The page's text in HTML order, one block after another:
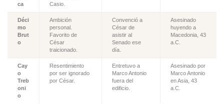
ca
Casio.
Déci
mo
Brut
o
Ambición
personal.
Favorito de
César
traicionado.
Convenció a
César de
asistir al
Senado ese
día.
Asesinado
huyendo a
Macedonia, 43
a.C.
Cay
o
Treb
oni
o
Resentimiento
por ser ignorado
por César.
Entretuvo a
Marco Antonio
fuera del
edificio.
Asesinado por
Marco Antonio
en Asia, 43
a.C.